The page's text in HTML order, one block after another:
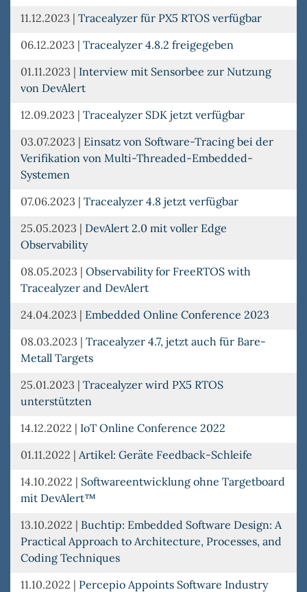
11.12.2023 | Tracealyzer für PX5 RTOS verfügbar
06.12.2023 | Tracealyzer 4.8.2 freigegeben
01.11.2023 | Interview mit Sensorbee zur Nutzung
von DevAlert
12.09.2023 | Tracealyzer SDK jetzt verfügbar
03.07.2023 | Einsatz von Software-Tracing bei der
Verifikation von Multi-Threaded-Embedded-
Systemen
07.06.2023 | Tracealyzer 4.8 jetzt verfügbar
25.05.2023 | DevAlert 2.0 mit voller Edge
Observability
08.05.2023 | Observability for FreeRTOS with
Tracealyzer and DevAlert
24.04.2023 | Embedded Online Conference 2023
08.03.2023 | Tracealyzer 4.7, jetzt auch für Bare-
Metall Targets
25.01.2023 | Tracealyzer wird PX5 RTOS
unterstützten
14.12.2022 | IoT Online Conference 2022
01.11.2022 | Artikel: Geräte Feedback-Schleife
14.10.2022 | Softwareentwicklung ohne Targetboard
mit DevAlert™
13.10.2022 | Buchtip: Embedded Software Design: A
Practical Approach to Architecture, Processes, and
Coding Techniques
11.10.2022 | Percepio Appoints Software Industry